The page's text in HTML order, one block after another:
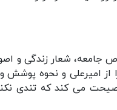
شعار زندگی و
از امیرعلی و نحوه پوشش
می کند که تندی